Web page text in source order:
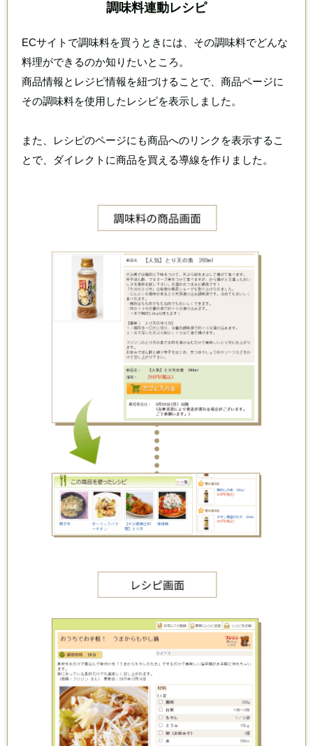
調味料連動レシピ
ECサイトで調味料を買うときには、その調味料でどんな
料理ができるのか知りたいところ。
商品情報とレジピ情報を紐づけることで、商品ページに
その調味料を使用したレシピを表示しました。
また、レシピのページにも商品へのリンクを表示するこ
とで、ダイレクトに商品を買える導線を作りました。